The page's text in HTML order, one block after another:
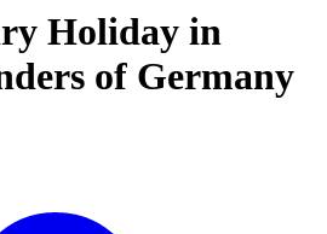
Holiday in
of Germany